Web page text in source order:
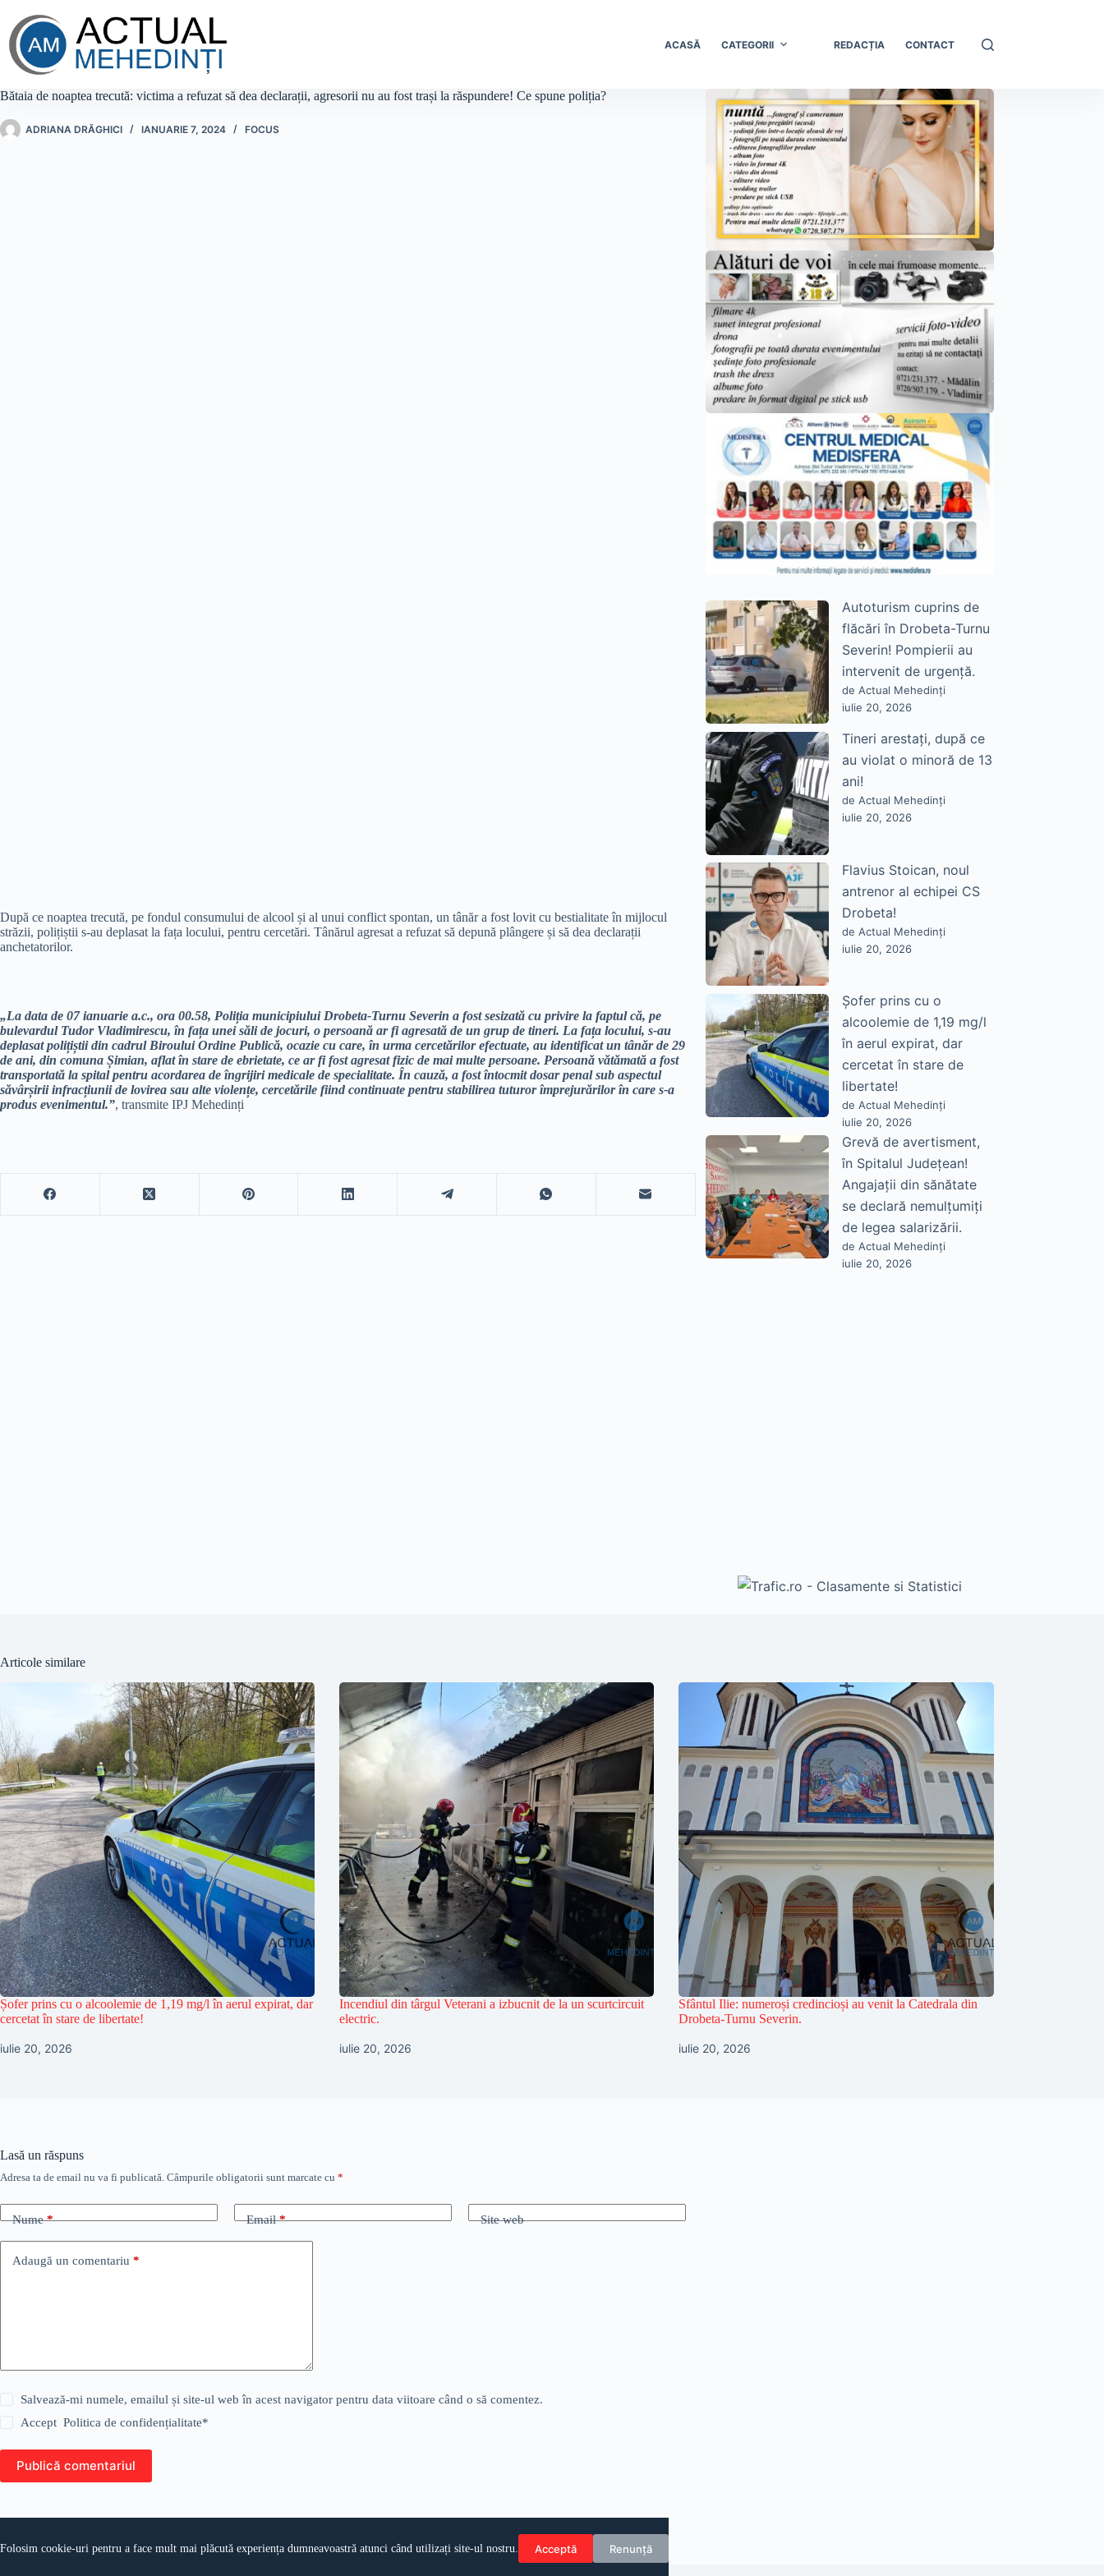
conținut
Folosim cookie-uri pentru a face mult mai plăcută experiența dumneavoastră atunci când utilizați site-ul nostru. Acceptă Renunță
ACASĂ CATEGORII REDACȚIA CONTACT
Bătaia de noaptea trecută: victima a refuzat să dea declarații, agresorii nu au fost trași la răspundere! Ce spune poliția?
ADRIANA DRĂGHICI IANUARIE 7, 2024 FOCUS
După ce noaptea trecută, pe fondul consumului de alcool și al unui conflict spontan, un tânăr a fost lovit cu bestialitate în mijlocul
străzii, polițiștii s-au deplasat la fața locului, pentru cercetări. Tânărul agresat a refuzat să depună plângere și să dea declarații
anchetatorilor.
„La data de 07 ianuarie a.c., ora 00.58, Poliția municipiului Drobeta-Turnu Severin a fost sesizată cu privire la faptul că, pe
bulevardul Tudor Vladimirescu, în fața unei săli de jocuri, o persoană ar fi agresată de un grup de tineri. La fața locului, s-au
deplasat polițiștii din cadrul Biroului Ordine Publică, ocazie cu care, în urma cercetărilor efectuate, au identificat un tânăr de 29
de ani, din comuna Șimian, aflat în stare de ebrietate, ce ar fi fost agresat fizic de mai multe persoane. Persoană vătămată a fost
transportată la spital pentru acordarea de îngrijiri medicale de specialitate. În cauză, a fost întocmit dosar penal sub aspectul
săvârșirii infracțiunii de lovirea sau alte violențe, cercetările fiind continuate pentru stabilirea tuturor împrejurărilor în care s-a
produs evenimentul.”, transmite IPJ Mehedinți
Autoturism cuprins de
flăcări în Drobeta-Turnu
Severin! Pompierii au
intervenit de urgență.
de Actual Mehedinți
iulie 20, 2026
Tineri arestați, după ce
au violat o minoră de 13
ani!
de Actual Mehedinți
iulie 20, 2026
Flavius Stoican, noul
antrenor al echipei CS
Drobeta!
de Actual Mehedinți
iulie 20, 2026
Șofer prins cu o
alcoolemie de 1,19 mg/l
în aerul expirat, dar
cercetat în stare de
libertate!
de Actual Mehedinți
iulie 20, 2026
Grevă de avertisment,
în Spitalul Județean!
Angajații din sănătate
se declară nemulțumiți
de legea salarizării.
de Actual Mehedinți
iulie 20, 2026
Articole similare
Șofer prins cu o alcoolemie de 1,19 mg/l în aerul expirat, dar
cercetat în stare de libertate!
iulie 20, 2026
Incendiul din târgul Veterani a izbucnit de la un scurtcircuit
electric.
iulie 20, 2026
Sfântul Ilie: numeroși credincioși au venit la Catedrala din
Drobeta-Turnu Severin.
iulie 20, 2026
Lasă un răspuns
Adresa ta de email nu va fi publicată. Câmpurile obligatorii sunt marcate cu *
Nume* Email* Site web
Adaugă un comentariu *
Salvează-mi numele, emailul și site-ul web în acest navigator pentru data viitoare când o să comentez.
AcceptPolitica de confidențialitate*
Publică comentariul